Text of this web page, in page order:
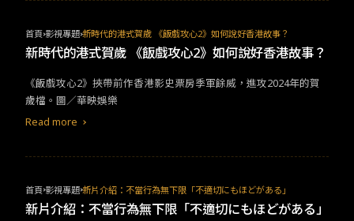
首頁 影視專題 新時代的港式賀歲 《飯戲攻心2》如何說好香港故事？
新時代的港式賀歲 《飯戲攻心2》如何說好香港故事？
《飯戲攻心2》挾帶前作香港影史票房季軍餘威，進攻2024年的賀
歲檔。圖／華映娛樂
Read more
首頁 影視專題 新片介紹：不當行為無下限「不適切にもほどがある」
新片介紹：不當行為無下限「不適切にもほどがある」